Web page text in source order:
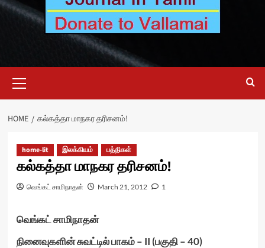
Menu
HOME கல்கத்தா மாநகர தரிசனம்!
home-lit இலக்கியம் பத்திகள்
கல்கத்தா மாநகர தரிசனம்!
வெங்கட் சாமிநாதன் March 21, 2012 1
வெங்கட் சாமிநாதன்
நினைவுகளின் சுவட்டில் பாகம் – II (பகுதி – 40)